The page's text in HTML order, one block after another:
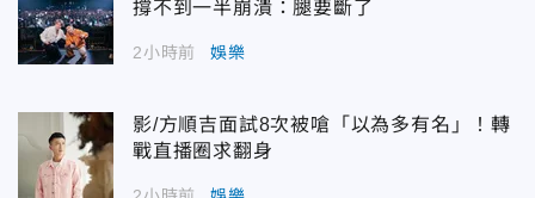
撐不到一半崩潰：腿要斷了
2小時前 娛樂
影/方順吉面試8次被嗆「以為多有名」！轉
戰直播圈求翻身